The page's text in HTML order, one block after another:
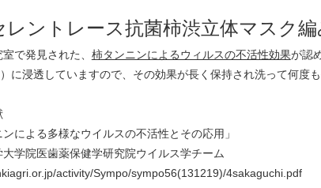
レントレース抗菌柿渋立体マスク編
で発見された、 柿タンニンによるウィルスの不活性効果が認
）に浸透していますので、その効果が長く保持され洗って何度も
ンによる多様なウイルスの不活性とその応用」
学院医歯薬保健学研究院ウイルス学チーム
activity/Sympo/sympo56(131219)/4sakaguchi.pdf